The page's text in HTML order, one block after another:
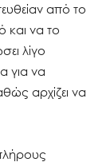
από το
και να το
λίγο
για να
αρχίζει να